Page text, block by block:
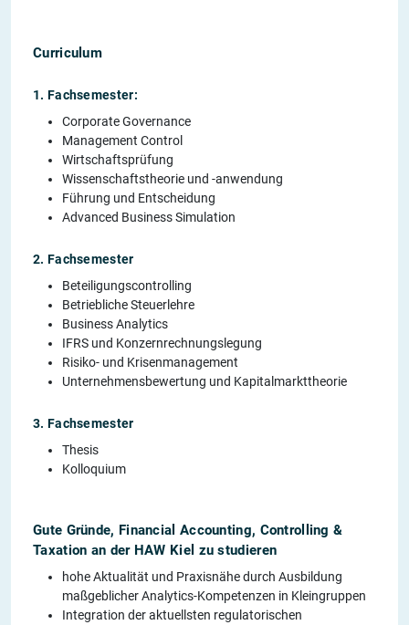
Curriculum
1. Fachsemester:
Corporate Governance
Management Control
Wirtschaftsprüfung
Wissenschaftstheorie und -anwendung
Führung und Entscheidung
Advanced Business Simulation
2. Fachsemester
Beteiligungscontrolling
Betriebliche Steuerlehre
Business Analytics
IFRS und Konzernrechnungslegung
Risiko- und Krisenmanagement
Unternehmensbewertung und Kapitalmarkttheorie
3. Fachsemester
Thesis
Kolloquium
Gute Gründe, Financial Accounting, Controlling &
Taxation an der HAW Kiel zu studieren
hohe Aktualität und Praxisnähe durch Ausbildung
maßgeblicher Analytics-Kompetenzen in Kleingruppen
Integration der aktuellsten regulatorischen